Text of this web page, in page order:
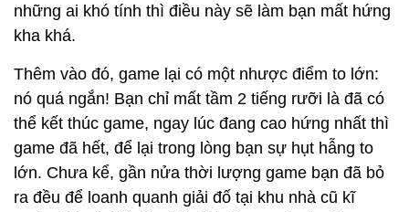
những ai khó tính thì điều này sẽ làm bạn mất hứng
kha khá.
Thêm vào đó, game lại có một nhược điểm to lớn:
nó quá ngắn! Bạn chỉ mất tầm 2 tiếng rưỡi là đã có
thể kết thúc game, ngay lúc đang cao hứng nhất thì
game đã hết, để lại trong lòng bạn sự hụt hẫng to
lớn. Chưa kể, gần nửa thời lượng game bạn đã bỏ
ra đều để loanh quanh giải đố tại khu nhà cũ kĩ